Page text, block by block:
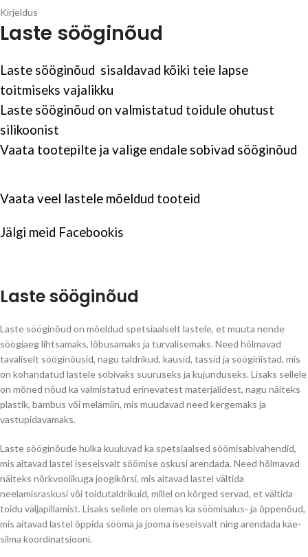
Kirjeldus
Laste sööginõud
Laste sööginõud sisaldavad kõiki teie lapse
toitmiseks vajalikku
Laste sööginõud on valmistatud toidule ohutust
silikoonist
Vaata tootepilte ja valige endale sobivad sööginõud
Vaata veel lastele mõeldud tooteid
Jälgi meid Facebookis
Laste sööginõud
Laste sööginõud on mõeldud spetsiaalselt lastele, et muuta nende
söögiaeg lihtsamaks, lõbusamaks ja turvalisemaks. Need hõlmavad
tavaliselt sööginõusid, nagu taldrikud, kausid, tassid ja söögiriistad, mis
on kohandatud lastele sobivaks suuruseks ja kujunduseks. Lisaks sellele
on mõned nõud ka valmistatud erinevatest materjalidest, nagu näiteks
plastik, bambus või melamiin, mis muudavad need kergemaks ja
vastupidavamaks.
Laste sööginõude hulka kuuluvad ka spetsiaalsed söömisabivahendid,
mis aitavad lastel iseseisvalt söömise oskusi arendada. Need hõlmavad
näiteks nõrkvoolikuga joogikõrsi, mis aitavad lastel vältida
neelamisraskusi või toidutaldrikuid, millel on kõrged servad, et vältida
toidu väljapillamist. Lisaks sellele on olemas ka söömisalus- ja õppenõud,
mis aitavad lastel õppida sööma ja jooma iseseisvalt ning arendada käe-
silma koordinatsiooni.